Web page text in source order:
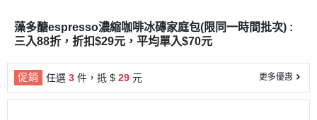
藻多醣espresso濃縮咖啡冰磚家庭包(限同一時間批次) :
三入88折，折扣$29元，平均單入$70元
促銷 任選 3 件，抵 $ 29 元 更多優惠